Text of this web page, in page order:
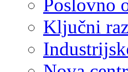
Poslovno
Ključni